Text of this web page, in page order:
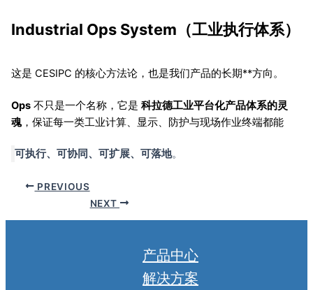
Industrial Ops System（工业执行体系）
这是 CESIPC 的核心方法论，也是我们产品的长期**方向。
Ops不只是一个名称，它是 科拉德工业平台化产品体系的灵
魂，保证每一类工业计算、显示、防护与现场作业终端都能
可执行、可协同、可扩展、可落地。
PREVIOUS
NEXT
产品中心
解决方案